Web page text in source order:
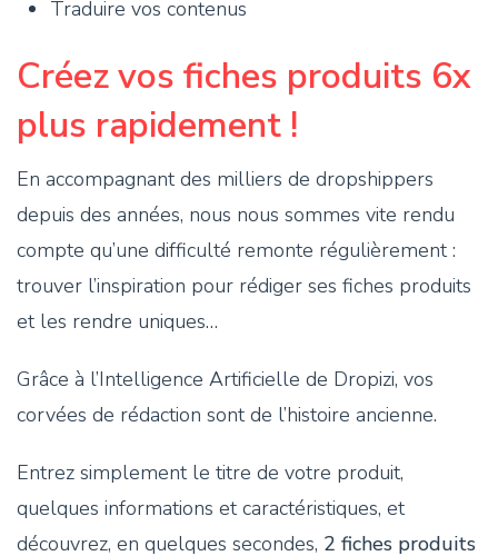
Traduire vos contenus
Créez vos fiches produits 6x
plus rapidement !
En accompagnant des milliers de dropshippers
depuis des années, nous nous sommes vite rendu
compte qu’une difficulté remonte régulièrement :
trouver l’inspiration pour rédiger ses fiches produits
et les rendre uniques…
Grâce à l’Intelligence Artificielle de Dropizi, vos
corvées de rédaction sont de l’histoire ancienne.
Entrez simplement le titre de votre produit,
quelques informations et caractéristiques, et
découvrez, en quelques secondes, 2 fiches produits